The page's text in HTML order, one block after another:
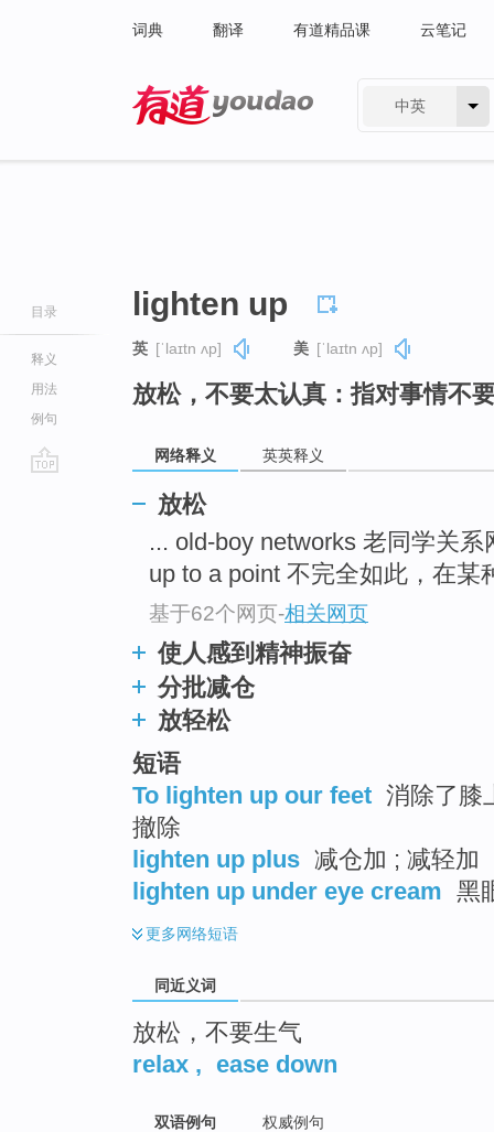
词典 翻译 有道精品课 云笔记
中英
目录
释义
用法
例句
lighten up
英 [ˈlaɪtn ʌp] 美 [ˈlaɪtn ʌp]
放松，不要太认真：指对事情不
网络释义 英英释义
放松
... old-boy networks 老同学关
up to a point 不完全如此，在某
基于62个网页-相关网页
使人感到精神振奋
分批减仓
放轻松
短语
To lighten up our feet 消除了膝
撤除
lighten up plus 减仓加 ; 减轻加
lighten up under eye cream 黑
更多网络短语
同近义词
放松，不要生气
relax , ease down
双语例句 权威例句